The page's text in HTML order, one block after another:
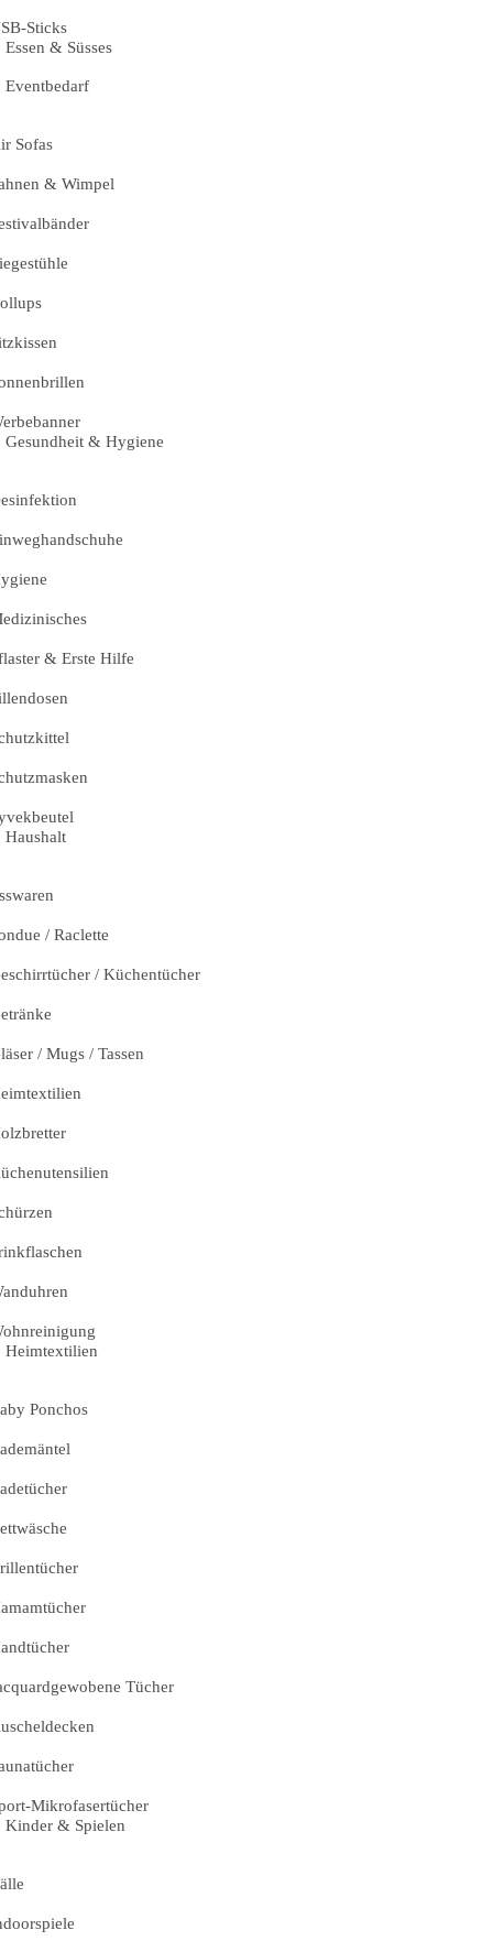
Sticks
Essen & Süsses
Eventbedarf
Sofas
& Wimpel
Gesundheit & Hygiene
& Erste Hilfe
Haushalt
/ Raclette
/ Küchentücher
/ Mugs / Tassen
Heimtextilien
Ponchos
Tücher
Mikrofasertücher
Kinder & Spielen